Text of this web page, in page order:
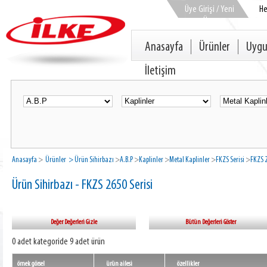
Üye Girişi / Yeni
Üye
Anasayfa Ürünler
İletişim
Anasayfa > Ürünler > Ürün Sihirbazı >A.B.P >Kaplinler >Metal Kaplinler >FKZS Serisi >FKZS
Ürün Sihirbazı - FKZS 2650 Serisi
Değer Değerleri Gizle Bütün Değerleri Göster
0 adet kategoride 9 adet ürün
örnek görsel ürün ailesi özellikler